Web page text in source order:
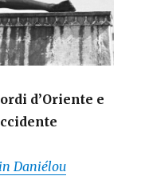
d’Oriente e
Daniélou